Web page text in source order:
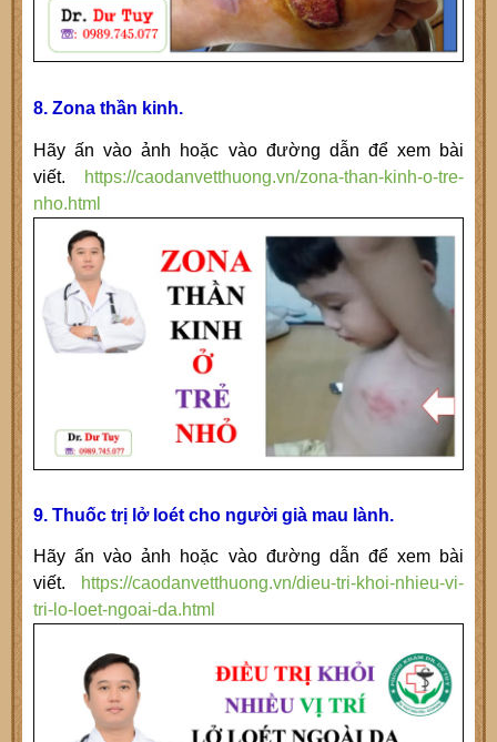
8. Zona thần kinh.
Hãy ấn vào ảnh hoặc vào đường dẫn để xem bài
viết.
https://caodanvetthuong.vn/zona-than-kinh-o-tre-
nho.html
9. Thuốc trị lở loét cho người già mau lành.
Hãy ấn vào ảnh hoặc vào đường dẫn để xem bài
viết.
https://caodanvetthuong.vn/dieu-tri-khoi-nhieu-vi-
tri-lo-loet-ngoai-da.html